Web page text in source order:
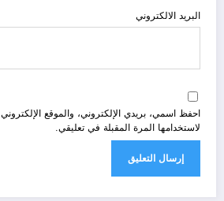
البريد الالكتروني
احفظ اسمي، بريدي الإلكتروني، والموقع
لاستخدامها المرة المقبلة في تعليقي.